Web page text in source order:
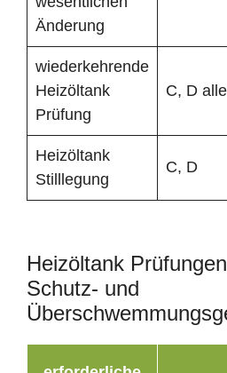
Änderung
wiederkehrende
Heizöltank
Prüfung
C, D
Heizöltank
Stilllegung
C, D
Heizöltank Prüfungen
Schutz- und